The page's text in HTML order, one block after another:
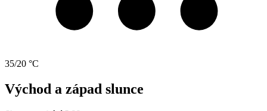
35/20 °C
Východ a západ slunce